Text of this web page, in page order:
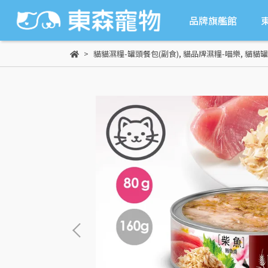
品牌旗艦館
貓貓濕糧-罐頭餐包(副食), 貓品牌濕糧-喵樂, 貓貓